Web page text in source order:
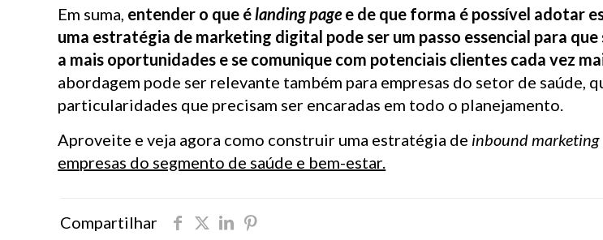
Em suma, entender o que élanding pagee de que forma é possível adotar
uma estratégia de marketing digital pode ser um passo essencial para que
a mais oportunidades e se comunique com potenciais clientes cada vez
abordagem pode ser relevante também para empresas do setor de saúde,
particularidades que precisam ser encaradas em todo o planejamento.
Aproveite e veja agora como construir uma estratégia de inbound marketing
empresas do segmento de saúde e bem-estar.
Compartilhar